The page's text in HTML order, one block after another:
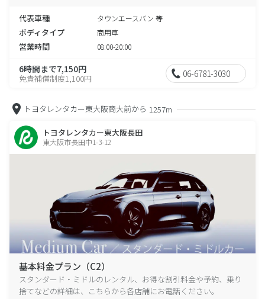
代表車種 タウンエースバン 等
ボディタイプ 商用車
営業時間 08:00-20:00
6時間まで7,150円
免責補償制度1,100円 06-6781-3030
トヨタレンタカー東大阪商大前から 1257m
トヨタレンタカー東大阪長田
東大阪市長田中1-3-12
基本料金プラン（C2）
スタンダード・ミドルのレンタル、お得な割引料金や予約、乗り
捨てなどの詳細は、こちらから各店舗にお電話ください。